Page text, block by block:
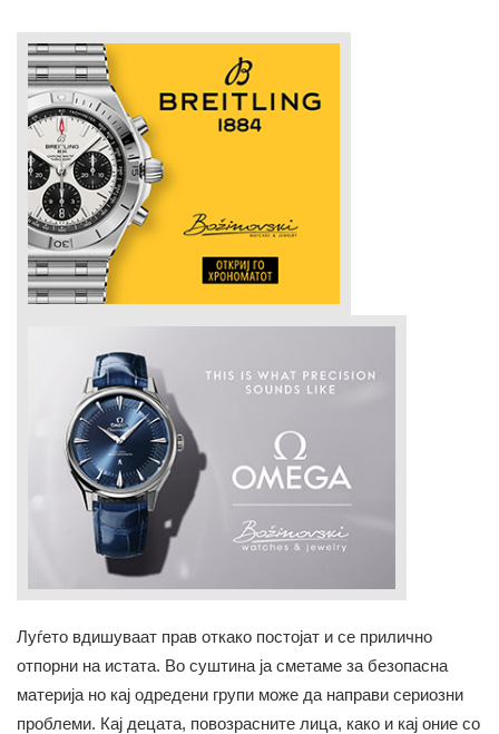
Луѓето вдишуваат прав откако постојат и се прилично
отпорни на истата. Во суштина ја сметаме за безопасна
материја но кај одредени групи може да направи сериозни
проблеми. Кај децата, повозрасните лица, како и кај оние со